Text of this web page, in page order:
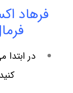
فرهاد
در